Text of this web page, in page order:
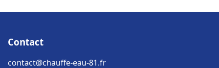
Contact
contact@chauffe-eau-81.fr